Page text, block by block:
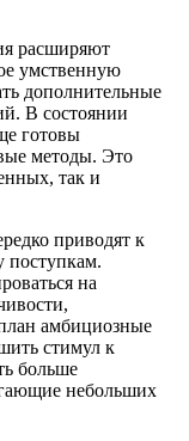
расширяют
умственную
дополнительные
В состоянии
готовы
методы. Это
так и
приводят к
поступкам.
на
амбициозные
стимул к
больше
небольших